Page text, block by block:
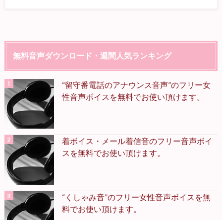
無料音声ダウンロード・週間人気ランキング
“留守番電話のアナウンス音声”のフリー女
性音声ボイスを無料でお使い頂けます。
着ボイス・メール着信音のフリー音声ボイ
スを無料でお使い頂けます。
“くしゃみ音”のフリー女性音声ボイスを無
料でお使い頂けます。